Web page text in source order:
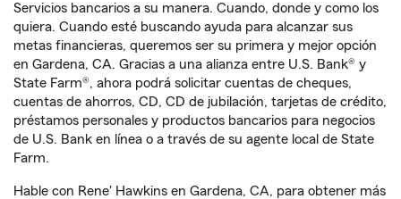
Servicios bancarios a su manera. Cuando, donde y como los
quiera. Cuando esté buscando ayuda para alcanzar sus
metas financieras, queremos ser su primera y mejor opción
en Gardena, CA. Gracias a una alianza entre U.S. Bank® y
State Farm®, ahora podrá solicitar cuentas de cheques,
cuentas de ahorros, CD, CD de jubilación, tarjetas de crédito,
préstamos personales y productos bancarios para negocios
de U.S. Bank en línea o a través de su agente local de State
Farm.
Hable con Rene' Hawkins en Gardena, CA, para obtener más